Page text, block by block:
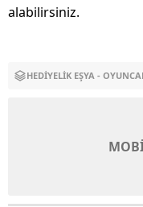
alabilirsiniz.
HEDIYELIK EŞYA -